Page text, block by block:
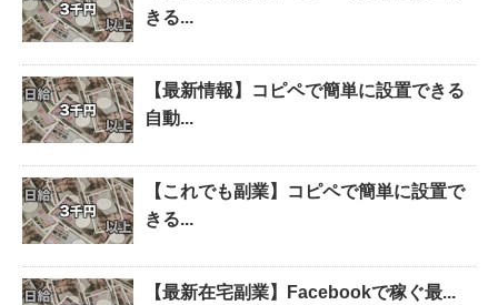
きる...
【最新情報】コピペで簡単に設置できる
自動...
【これでも副業】コピペで簡単に設置で
きる...
【最新在宅副業】Facebookで稼ぐ最...